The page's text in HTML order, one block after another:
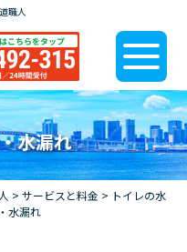
職人
水漏れ
>サービスと料金 > トイレの水
水漏れ